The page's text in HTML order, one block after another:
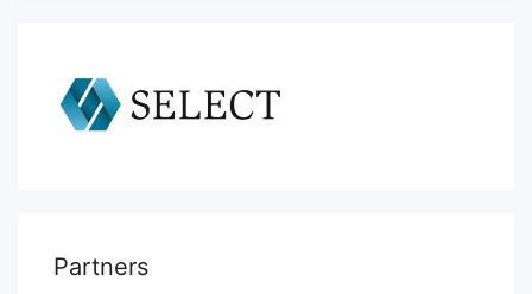
Partners